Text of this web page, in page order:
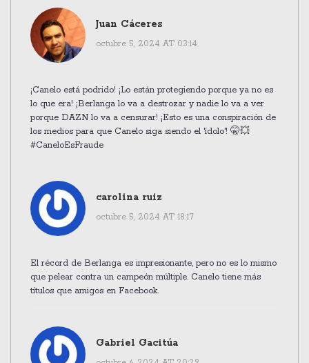
Juan Cáceres
octubre 5, 2024 AT 03:14
¡Canelo está podrido! ¡Lo están protegiendo porque ya no es
lo que era! ¡Berlanga lo va a destrozar y nadie lo va a ver
porque DAZN lo va a censurar! ¡Esto es una conspiración de
los medios para que Canelo siga siendo el 'ídolo'! 🤫💥
#CaneloEsFraude
carolina ruiz
octubre 5, 2024 AT 18:17
El récord de Berlanga es impresionante, pero no es lo mismo
que pelear contra un campeón múltiple. Canelo tiene más
títulos que amigos en Facebook.
Gabriel Gacitúa